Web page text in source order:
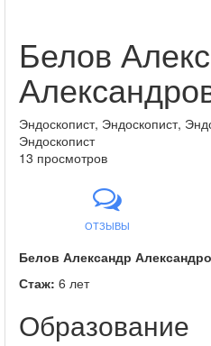
Белов
Эндоскопист, Эндоскопист,
Эндоскопист
13 просмотров
ОТЗЫВЫ
Белов Александр
Стаж: 6 лет
Образование